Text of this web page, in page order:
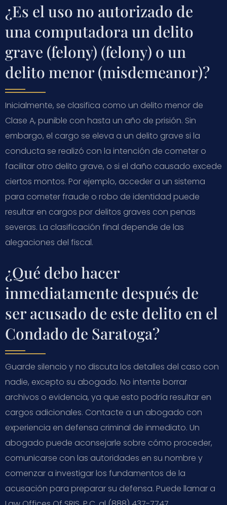
¿Es el uso no autorizado de
una computadora un delito
grave (felony) (felony) o un
delito menor (misdemeanor)?
Inicialmente, se clasifica como un delito menor de
Clase A, punible con hasta un año de prisión. Sin
embargo, el cargo se eleva a un delito grave si la
conducta se realizó con la intención de cometer o
facilitar otro delito grave, o si el daño causado excede
ciertos montos. Por ejemplo, acceder a un sistema
para cometer fraude o robo de identidad puede
resultar en cargos por delitos graves con penas
severas. La clasificación final depende de las
alegaciones del fiscal.
¿Qué debo hacer
inmediatamente después de
ser acusado de este delito en el
Condado de Saratoga?
Guarde silencio y no discuta los detalles del caso con
nadie, excepto su abogado. No intente borrar
archivos o evidencia, ya que esto podría resultar en
cargos adicionales. Contacte a un abogado con
experiencia en defensa criminal de inmediato. Un
abogado puede aconsejarle sobre cómo proceder,
comunicarse con las autoridades en su nombre y
comenzar a investigar los fundamentos de la
acusación para preparar su defensa. Puede llamar a